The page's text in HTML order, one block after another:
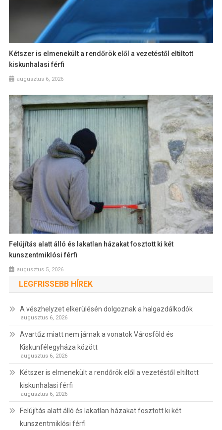
Kétszer is elmenekült a rendőrök elől a vezetéstől eltiltott
kiskunhalasi férfi
augusztus 6, 2026
Felújítás alatt álló és lakatlan házakat fosztott ki két
kunszentmiklósi férfi
augusztus 5, 2026
LEGFRISSEBB HÍREK
A vészhelyzet elkerülésén dolgoznak a halgazdálkodók
augusztus 6, 2026
Avartűz miatt nem járnak a vonatok Városföld és
Kiskunfélegyháza között
augusztus 6, 2026
Kétszer is elmenekült a rendőrök elől a vezetéstől eltiltott
kiskunhalasi férfi
augusztus 6, 2026
Felújítás alatt álló és lakatlan házakat fosztott ki két
kunszentmiklósi férfi